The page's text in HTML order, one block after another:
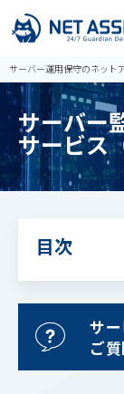
サーバー運用保守のネット
サーバー
サービス
目次
サ
ご